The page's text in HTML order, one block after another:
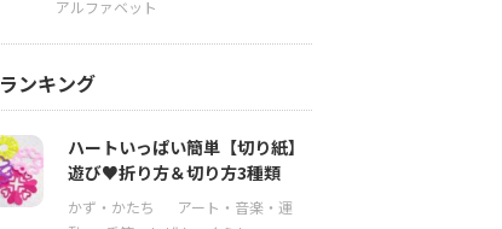
アルファベット
ランキング
ハートいっぱい簡単【切り紙】
遊び♥折り方＆切り方3種類